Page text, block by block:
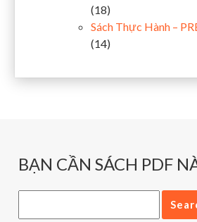
(18)
Sách Thực Hành –
(14)
BẠN CẦN SÁCH PDF